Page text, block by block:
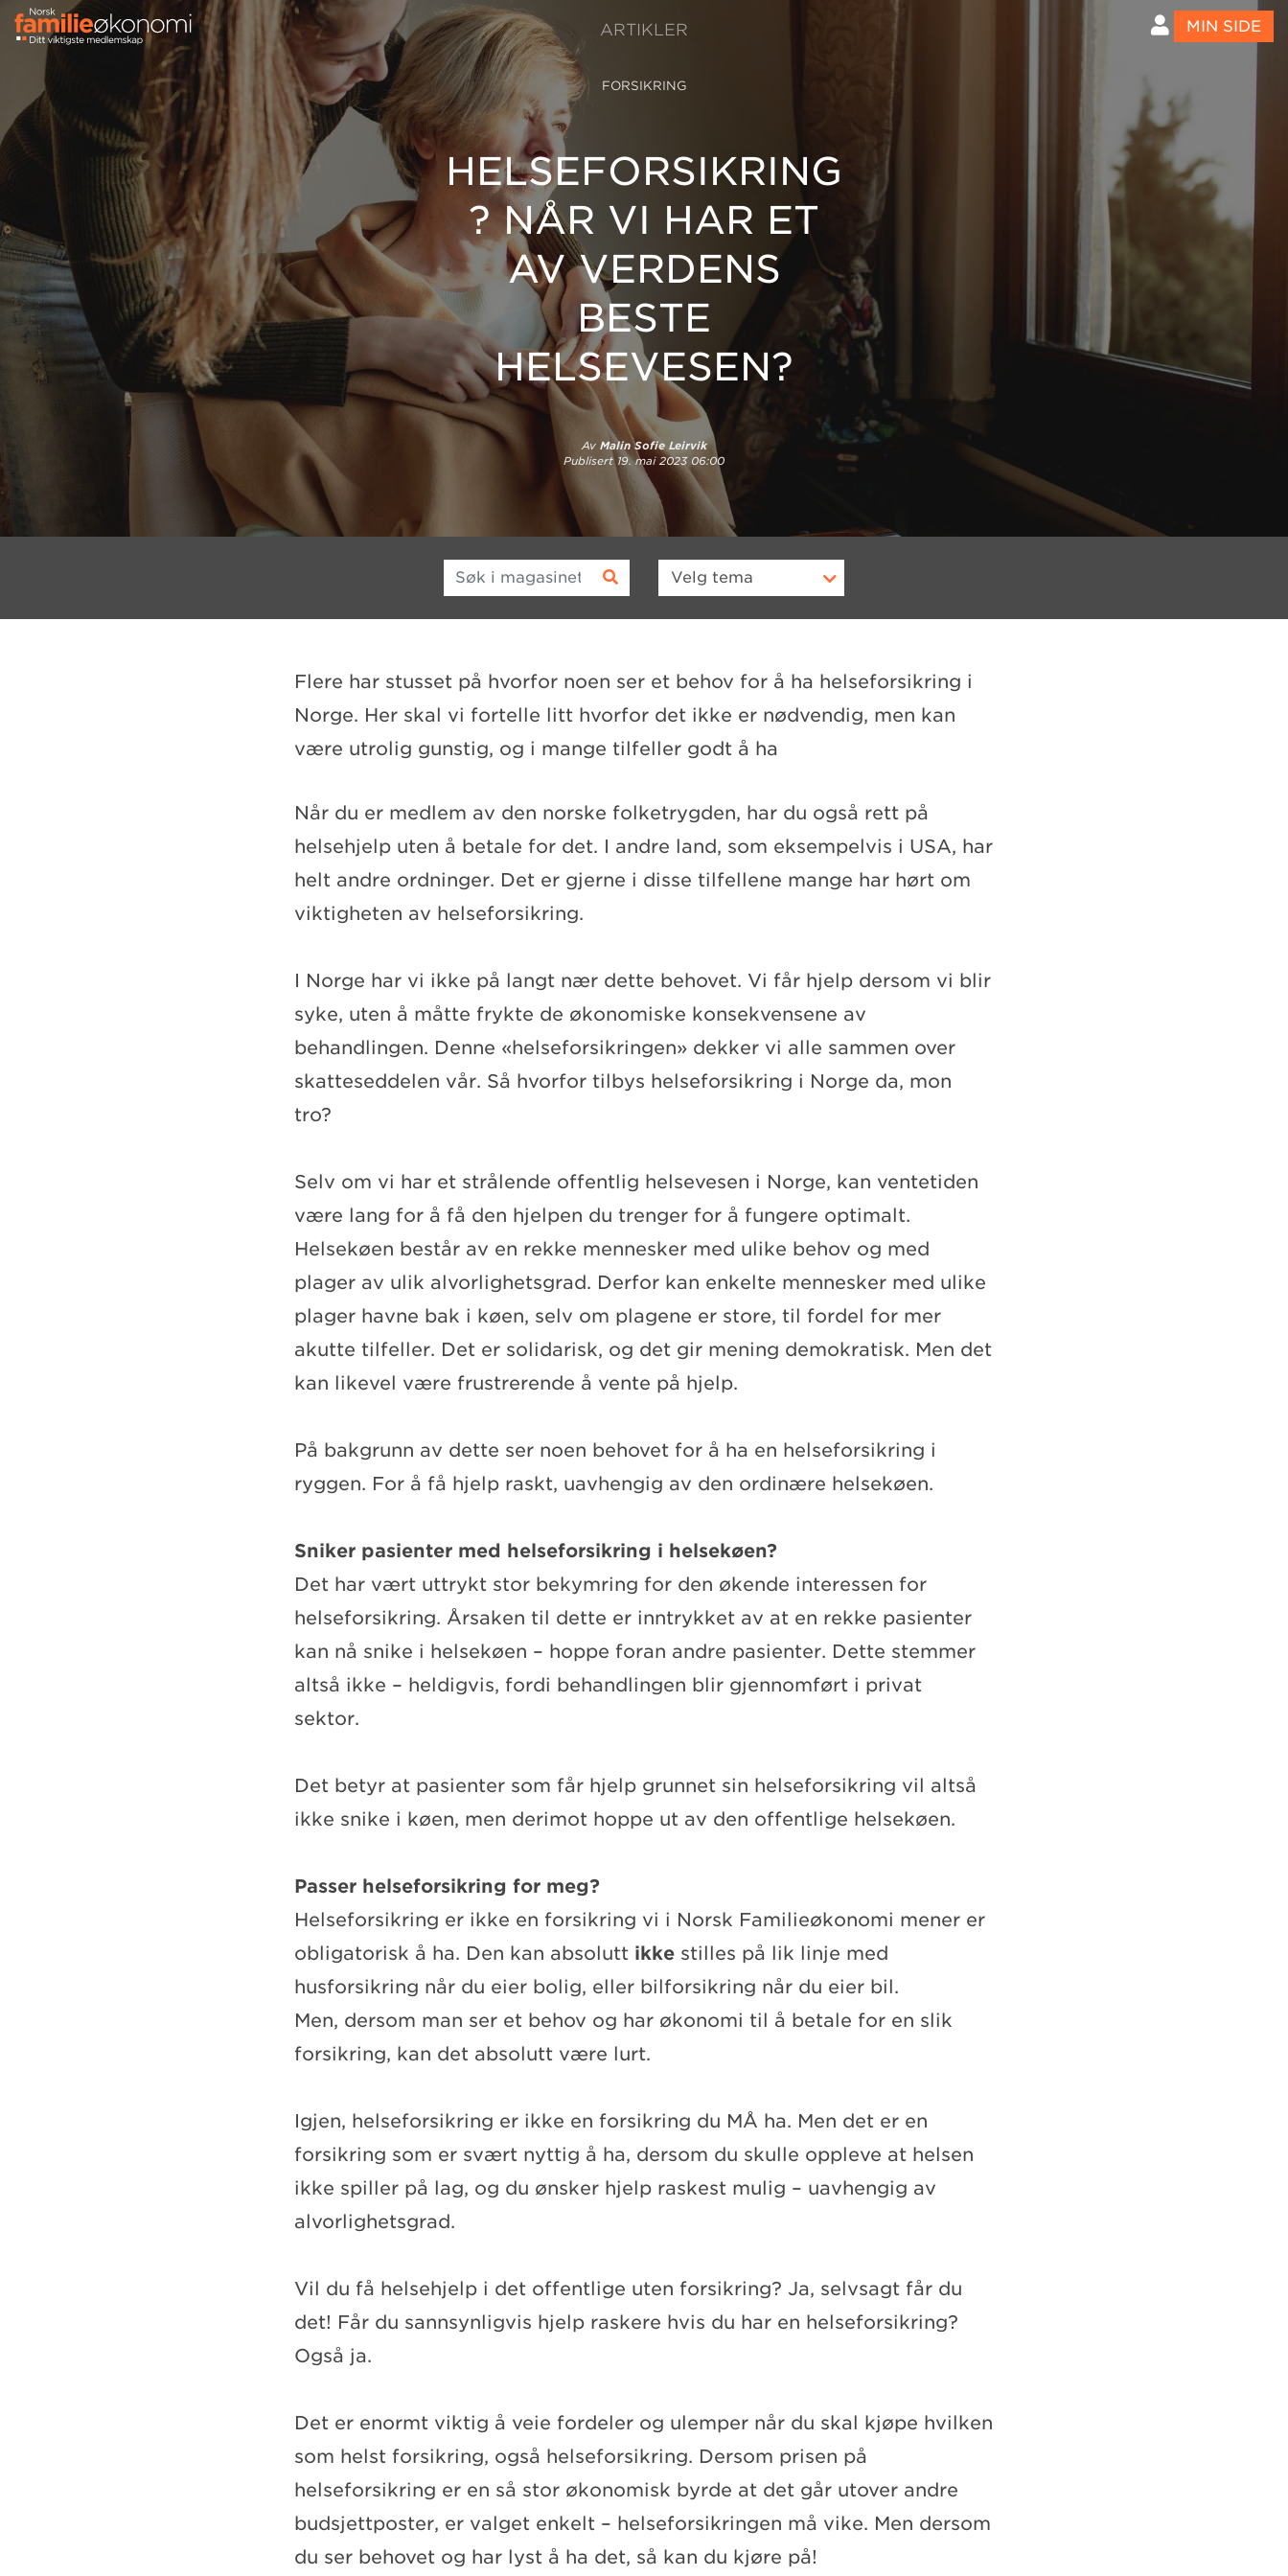
ARTIKLER MIN SIDE
FORSIKRING
HELSEFORSIKRING
? NÅR VI HAR ET
AV VERDENS
BESTE
HELSEVESEN?
Av Malin Sofie Leirvik
Publisert 19. mai 2023 06:00
Søk i magasinet Velg tema
Flere har stusset på hvorfor noen ser et behov for å ha helseforsikring i
Norge. Her skal vi fortelle litt hvorfor det ikke er nødvendig, men kan
være utrolig gunstig, og i mange tilfeller godt å ha
Når du er medlem av den norske folketrygden, har du også rett på
helsehjelp uten å betale for det. I andre land, som eksempelvis i USA, har
helt andre ordninger. Det er gjerne i disse tilfellene mange har hørt om
viktigheten av helseforsikring.
I Norge har vi ikke på langt nær dette behovet. Vi får hjelp dersom vi blir
syke, uten å måtte frykte de økonomiske konsekvensene av
behandlingen. Denne «helseforsikringen» dekker vi alle sammen over
skatteseddelen vår. Så hvorfor tilbys helseforsikring i Norge da, mon
tro?
Selv om vi har et strålende offentlig helsevesen i Norge, kan ventetiden
være lang for å få den hjelpen du trenger for å fungere optimalt.
Helsekøen består av en rekke mennesker med ulike behov og med
plager av ulik alvorlighetsgrad. Derfor kan enkelte mennesker med ulike
plager havne bak i køen, selv om plagene er store, til fordel for mer
akutte tilfeller. Det er solidarisk, og det gir mening demokratisk. Men det
kan likevel være frustrerende å vente på hjelp.
På bakgrunn av dette ser noen behovet for å ha en helseforsikring i
ryggen. For å få hjelp raskt, uavhengig av den ordinære helsekøen.
Sniker pasienter med helseforsikring i helsekøen?
Det har vært uttrykt stor bekymring for den økende interessen for
helseforsikring. Årsaken til dette er inntrykket av at en rekke pasienter
kan nå snike i helsekøen – hoppe foran andre pasienter. Dette stemmer
altså ikke – heldigvis, fordi behandlingen blir gjennomført i privat
sektor.
Det betyr at pasienter som får hjelp grunnet sin helseforsikring vil altså
ikke snike i køen, men derimot hoppe ut av den offentlige helsekøen.
Passer helseforsikring for meg?
Helseforsikring er ikke en forsikring vi i Norsk Familieøkonomi mener er
obligatorisk å ha. Den kan absolutt ikke stilles på lik linje med
husforsikring når du eier bolig, eller bilforsikring når du eier bil.
Men, dersom man ser et behov og har økonomi til å betale for en slik
forsikring, kan det absolutt være lurt.
Igjen, helseforsikring er ikke en forsikring du MÅ ha. Men det er en
forsikring som er svært nyttig å ha, dersom du skulle oppleve at helsen
ikke spiller på lag, og du ønsker hjelp raskest mulig – uavhengig av
alvorlighetsgrad.
Vil du få helsehjelp i det offentlige uten forsikring? Ja, selvsagt får du
det! Får du sannsynligvis hjelp raskere hvis du har en helseforsikring?
Også ja.
Det er enormt viktig å veie fordeler og ulemper når du skal kjøpe hvilken
som helst forsikring, også helseforsikring. Dersom prisen på
helseforsikring er en så stor økonomisk byrde at det går utover andre
budsjettposter, er valget enkelt – helseforsikringen må vike. Men dersom
du ser behovet og har lyst å ha det, så kan du kjøre på!